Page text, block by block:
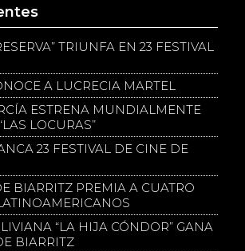
TRIUNFA EN 23 FESTIVAL
A LUCRECIA MARTEL
ESTRENA MUNDIALMENTE
LOCURAS”
23 FESTIVAL DE CINE DE
BIARRITZ PREMIA A CUATRO
“LA HIJA CÓNDOR” GANA
BIARRITZ